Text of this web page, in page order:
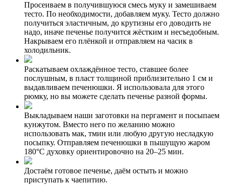
Просеиваем в получившуюся смесь муку и замешиваем
тесто. По необходимости, добавляем муку. Тесто должно
получиться эластичным, до крутизны его доводить не
надо, иначе печенье получится жёстким и несъедобным.
Накрываем его плёнкой и отправляем на часик в
холодильник.
Раскатываем охлаждённое тесто, ставшее более
послушным, в пласт толщиной приблизительно 1 см и
выдавливаем печенюшки. Я использовала для этого
рюмку, но вы можете сделать печенье разной формы.
Выкладываем наши заготовки на пергамент и посыпаем
кунжутом. Вместо него по желанию можно
использовать мак, тмин или любую другую несладкую
посыпку. Отправляем печенюшки в пышущую жаром
180°C духовку ориентировочно на 20–25 мин.
Достаём готовое печенье, даём остыть и можно
приступать к чаепитию.